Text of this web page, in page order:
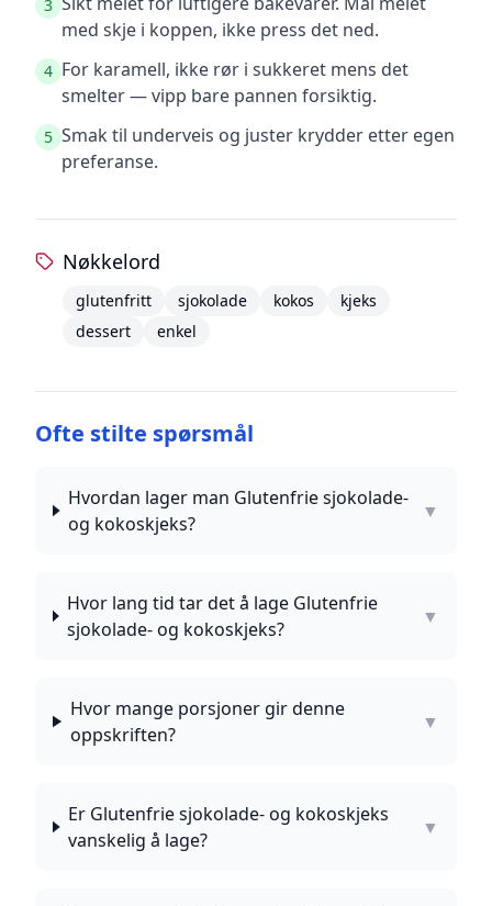
3
med skje i koppen, ikke press det ned.
4 For karamell, ikke rør i sukkeret mens det
smelter — vipp bare pannen forsiktig.
5 Smak til underveis og juster krydder etter egen
preferanse.
Nøkkelord
glutenfritt sjokolade kokos
kjeks
dessert
enkel
Ofte stilte spørsmål
Hvordan lager man Glutenfrie sjokolade-
og kokoskjeks?
▼
Hvor lang tid tar det å lage Glutenfrie
sjokolade- og kokoskjeks?
▼
Hvor mange porsjoner gir denne
oppskriften?
▼
Er Glutenfrie sjokolade- og kokoskjeks
vanskelig å lage?
▼